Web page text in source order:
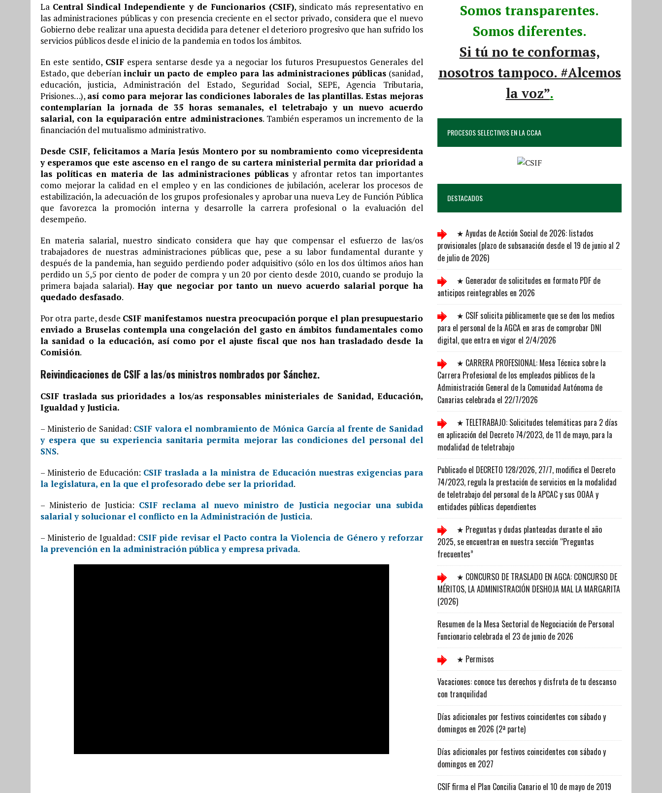
La Central Sindical Independiente y de Funcionarios (CSIF), sindicato más representativo en
las administraciones públicas y con presencia creciente en el sector privado, considera que el nuevo
Gobierno debe realizar una apuesta decidida para detener el deterioro progresivo que han sufrido los
servicios públicos desde el inicio de la pandemia en todos los ámbitos.
En este sentido, CSIF espera sentarse desde ya a negociar los futuros Presupuestos Generales del
Estado, que deberían incluir un pacto de empleo para las administraciones públicas(sanidad,
educación, justicia, Administración del Estado, Seguridad Social, SEPE, Agencia Tributaria,
Prisiones…), así como para mejorar las condiciones laborales de las plantillas. Estas mejoras
contemplarían la jornada de 35 horas semanales, el teletrabajo y un nuevo acuerdo
salarial, con la equiparación entre administraciones. También esperamos un incremento de la
financiación del mutualismo administrativo.
Desde CSIF, felicitamos a María Jesús Montero por su nombramiento como vicepresidenta
y esperamos que este ascenso en el rango de su cartera ministerial permita dar prioridad a
las políticas en materia de las administraciones públicasy afrontar retos tan importantes
como mejorar la calidad en el empleo y en las condiciones de jubilación, acelerar los procesos de
estabilización, la adecuación de los grupos profesionales y aprobar una nueva Ley de Función Pública
que favorezca la promoción interna y desarrolle la carrera profesional o la evaluación del
desempeño.
En materia salarial, nuestro sindicato considera que hay que compensar el esfuerzo de las/os
trabajadores de nuestras administraciones públicas que, pese a su labor fundamental durante y
después de la pandemia, han seguido perdiendo poder adquisitivo (sólo en los dos últimos años han
perdido un 5,5 por ciento de poder de compra y un 20 por ciento desde 2010, cuando se produjo la
primera bajada salarial). Hay que negociar por tanto un nuevo acuerdo salarial porque ha
quedado desfasado.
Por otra parte, desde CSIF manifestamos nuestra preocupación porque el plan presupuestario
enviado a Bruselas contempla una congelación del gasto en ámbitos fundamentales como
la sanidad o la educación, así como por el ajuste fiscal que nos han trasladado desde la
Comisión.
Reivindicaciones de CSIF a las/os ministros nombrados por Sánchez.
CSIF traslada sus prioridades a los/as responsables ministeriales de Sanidad, Educación,
Igualdad y Justicia.
– Ministerio de Sanidad: CSIF valora el nombramiento de Mónica García al frente de Sanidad
y espera que su experiencia sanitaria permita mejorar las condiciones del personal del
SNS.
– Ministerio de Educación: CSIF traslada a la ministra de Educación nuestras exigencias para
la legislatura, en la que el profesorado debe ser la prioridad.
– Ministerio de Justicia: CSIF reclama al nuevo ministro de Justicia negociar una subida
salarial y solucionar el conflicto en la Administración de Justicia.
– Ministerio de Igualdad: CSIF pide revisar el Pacto contra la Violencia de Género y reforzar
la prevención en la administración pública y empresa privada.
Somos transparentes.
Somos diferentes.
Si tú no te conformas,
nosotros tampoco. #Alcemos
la voz”.
PROCESOS SELECTIVOS EN LA CCAA
DESTACADOS
★ Ayudas de Acción Social de 2026: listados
provisionales (plazo de subsanación desde el 19 de junio al 2
de julio de 2026)
★ Generador de solicitudes en formato PDF de
anticipos reintegrables en 2026
★ CSIF solicita públicamente que se den los medios
para el personal de la AGCA en aras de comprobar DNI
digital, que entra en vigor el 2/4/2026
★ CARRERA PROFESIONAL: Mesa Técnica sobre la
Carrera Profesional de los empleados públicos de la
Administración General de la Comunidad Autónoma de
Canarias celebrada el 22/7/2026
★ TELETRABAJO: Solicitudes telemáticas para 2 días
en aplicación del Decreto 74/2023, de 11 de mayo, para la
modalidad de teletrabajo
Publicado el DECRETO 128/2026, 27/7, modifica el Decreto
74/2023, regula la prestación de servicios en la modalidad
de teletrabajo del personal de la APCAC y sus OOAA y
entidades públicas dependientes
★ Preguntas y dudas planteadas durante el año
2025, se encuentran en nuestra sección “Preguntas
frecuentes”
★ CONCURSO DE TRASLADO EN AGCA: CONCURSO DE
MÉRITOS, LA ADMINISTRACIÓN DESHOJA MAL LA MARGARITA
(2026)
Resumen de la Mesa Sectorial de Negociación de Personal
Funcionario celebrada el 23 de junio de 2026
★ Permisos
Vacaciones: conoce tus derechos y disfruta de tu descanso
con tranquilidad
Días adicionales por festivos coincidentes con sábado y
domingos en 2026 (2ª parte)
Días adicionales por festivos coincidentes con sábado y
domingos en 2027
CSIF firma el Plan Concilia Canario el 10 de mayo de 2019